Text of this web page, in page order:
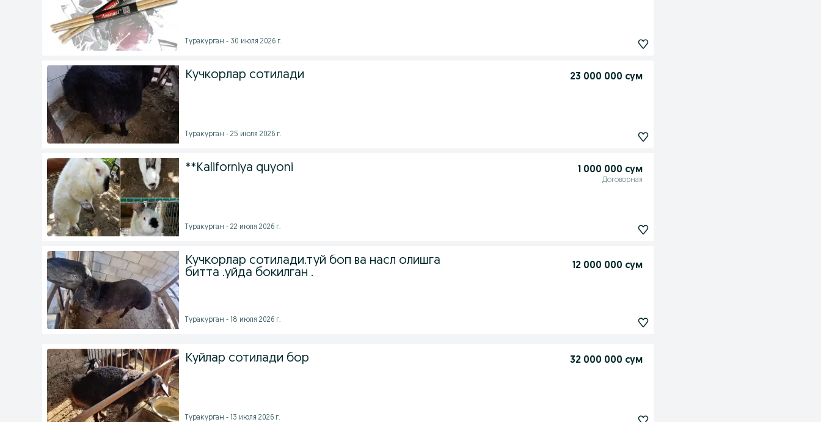
Туракурган - 30 июля 2026 г.
Кучкорлар сотилади 23 000 000 сум
Туракурган - 25 июля 2026 г.
**Kaliforniya quyoni 1 000 000 сум
Договорная
Туракурган - 22 июля 2026 г.
Кучкорлар сотилади.туй боп ва насл олишга
битта .уйда бокилган .
12 000 000 сум
Туракурган - 18 июля 2026 г.
Куйлар сотилади бор 32 000 000 сум
Туракурган - 13 июля 2026 г.